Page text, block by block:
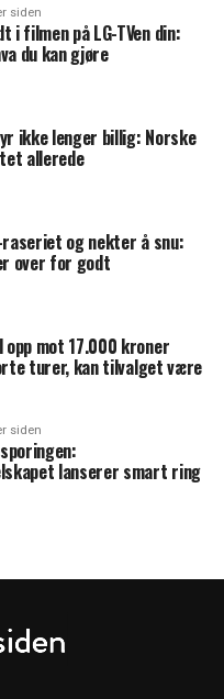
siden
i filmen på LG-TVen din:
du kan gjøre
ikke lenger billig: Norske
allerede
og nekter å snu:
over for godt
mot 17.000 kroner
turer, kan tilvalget være
siden
lanserer smart ring